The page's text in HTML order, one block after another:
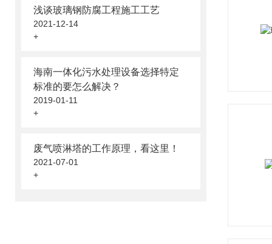
浅谈玻璃钢防腐工程施工工艺
2021-12-14
+
海南一体化污水处理设备选择特定
标准的要怎么解决？
2019-01-11
+
废气喷淋塔的工作原理，看这里！
2021-07-01
+